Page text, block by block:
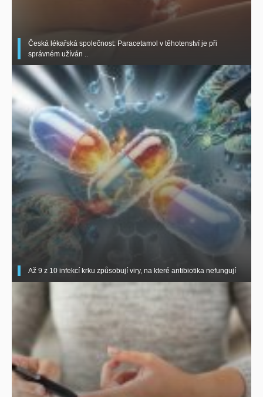
Česká lékařská společnost: Paracetamol v těhotenství je při
správném užíván ..
Až 9 z 10 infekcí krku způsobují viry, na které antibiotika nefungují